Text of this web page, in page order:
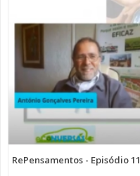
RePensamentos - Episódio 11